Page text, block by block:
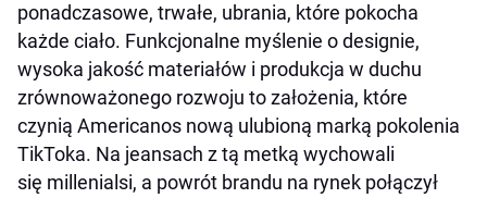
ponadczasowe, trwałe, ubrania, które pokocha
każde ciało. Funkcjonalne myślenie o designie,
wysoka jakość materiałów i produkcja w duchu
zrównoważonego rozwoju to założenia, które
czynią Americanos nową ulubioną marką pokolenia
TikToka. Na jeansach z tą metką wychowali
się millenialsi, a powrót brandu na rynek połączył